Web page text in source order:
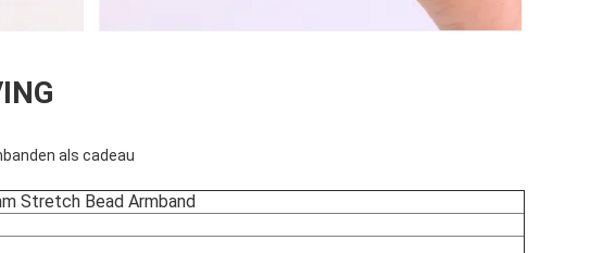
als cadeau
Stretch Bead Armband